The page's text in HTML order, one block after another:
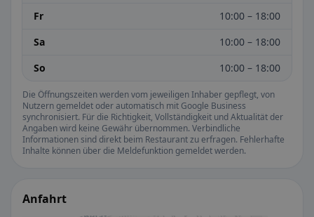
Fr
10:00 – 18:00
Sa
10:00 – 18:00
So
10:00 – 18:00
Die Öffnungszeiten werden vom jeweiligen Inhaber gepflegt, von
Nutzern gemeldet oder automatisch mit Google Business
synchronisiert. Für die Richtigkeit, Vollständigkeit und Aktualität der
Angaben wird keine Gewähr übernommen. Verbindliche
Informationen sind direkt beim Restaurant zu erfragen. Fehlerhafte
Inhalte können über die Meldefunktion gemeldet werden.
Anfahrt